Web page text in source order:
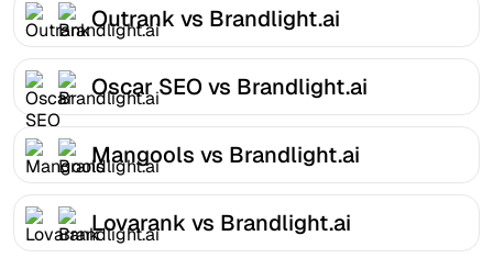
Outrank vs Brandlight.ai
Oscar SEO vs Brandlight.ai
Mangools vs Brandlight.ai
Lovarank vs Brandlight.ai